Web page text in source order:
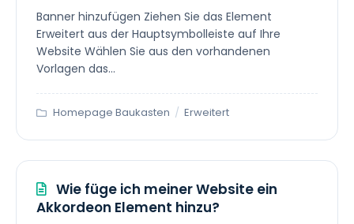
Banner hinzufügen Ziehen Sie das Element
Erweitert aus der Hauptsymbolleiste auf Ihre
Website Wählen Sie aus den vorhandenen
Vorlagen das...
Homepage Baukasten / Erweitert
Wie füge ich meiner Website ein
Akkordeon Element hinzu?